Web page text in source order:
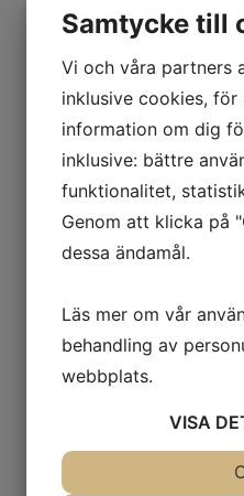
oktober 2020
september 2020
augusti 2020
maj 2020
april 2020
november 2019
oktober 2019
juni 2019
maj 2019
april 2019
Samtycke till
Vi och våra partners
inklusive cookies, för
information om dig
inklusive: bättre
funktionalitet,
Genom att klicka på
dessa ändamål.
Läs mer om vår
behandling av
webbplats.
VISA